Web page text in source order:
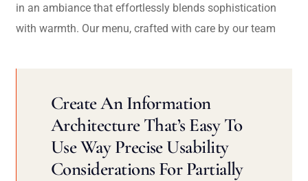
in an ambiance that effortlessly blends sophistication
with warmth. Our menu, crafted with care by our team
Create An Information
Architecture That’s Easy To
Use Way Precise Usability
Considerations For Partially